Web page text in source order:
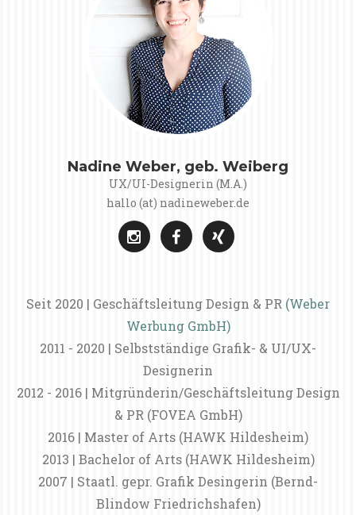
Nadine Weber, geb. Weiberg
UX/UI-Designerin (M.A.)
hallo (at) nadineweber.de
Seit 2020 | Geschäftsleitung Design & PR (Weber
Werbung GmbH)
2011 - 2020 | Selbstständige Grafik- & UI/UX-
Designerin
2012 - 2016 | Mitgründerin/Geschäftsleitung Design
& PR (FOVEA GmbH)
2016 | Master of Arts (HAWK Hildesheim)
2013 | Bachelor of Arts (HAWK Hildesheim)
2007 | Staatl. gepr. Grafik Desingerin (Bernd-
Blindow Friedrichshafen)